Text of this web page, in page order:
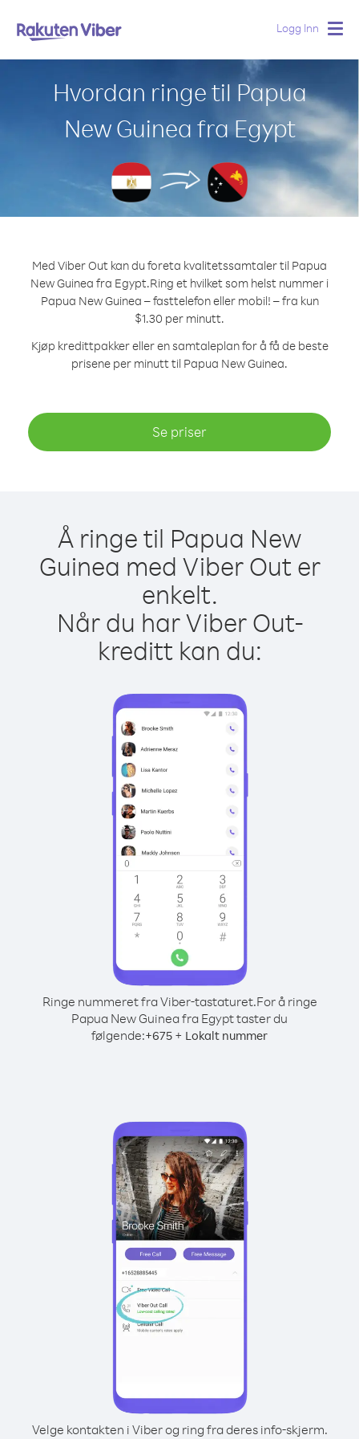
Logg Inn
Hvordan ringe til Papua
New Guinea fra Egypt
Med Viber Out kan du foreta kvalitetssamtaler til Papua
New Guinea fra Egypt.Ring et hvilket som helst nummer i
Papua New Guinea – fasttelefon eller mobil! – fra kun
$1.30 per minutt.
Kjøp kredittpakker eller en samtaleplan for å få de beste
prisene per minutt til Papua New Guinea.
Se priser
Å ringe til Papua New
Guinea med Viber Out er
enkelt.
Når du har Viber Out-
kreditt kan du:
Ringe nummeret fra Viber-tastaturet.For å ringe
Papua New Guinea fra Egypt taster du
følgende:+675 + Lokalt nummer
Velge kontakten i Viber og ring fra deres info-skjerm.